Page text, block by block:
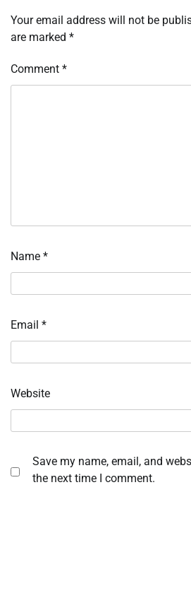
Your email address will not be
are marked *
Comment *
Name *
Email *
Website
Save my name, email, and
the next time I comment.